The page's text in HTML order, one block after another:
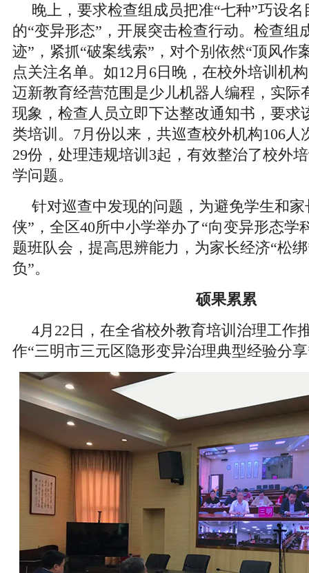
晚上，要求检查组成员把准“七种”巧设
的“变异形态”，开展突击检查行动。检查组
迹”，紧抓“破案线索”，对个别依然“顶风作
点关注名单。如12月6日晚，在校外培训机
迈新教育经营范围是少儿机器人编程，实际
现象，检查人员立即下达整改通知书，要求
类培训。7月份以来，共巡查校外机构106人
29份，处理违规培训3起，有效整治了校外
学问题。
针对巡查中发现的问题，为避免学生和
侠”，全区40所中小学举办了“向变异形态学
题班队会，提高思辨能力，为家长经济“松
负”。
硕果累累
4月22日，在全省校外教育培训治理工作
作“三明市三元区隐形变异治理典型经验分